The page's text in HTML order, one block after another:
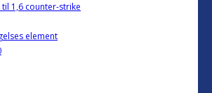
1,6 counter-strike
element